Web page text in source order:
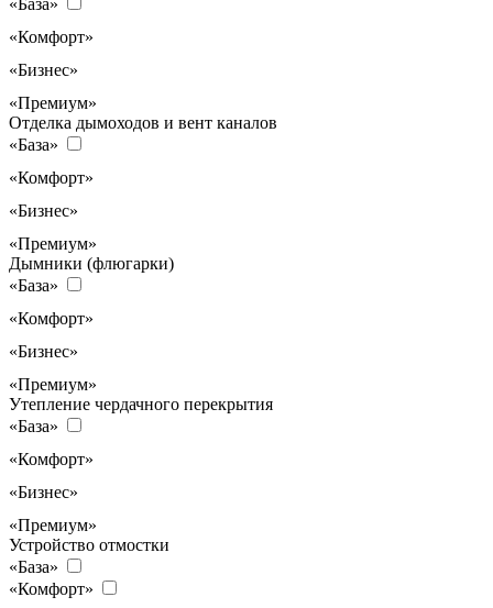
«База»
«Комфорт»
«Бизнес»
«Премиум»
Отделка дымоходов и вент каналов
«База»
«Комфорт»
«Бизнес»
«Премиум»
Дымники (флюгарки)
«База»
«Комфорт»
«Бизнес»
«Премиум»
Утепление чердачного перекрытия
«База»
«Комфорт»
«Бизнес»
«Премиум»
Устройство отмостки
«База»
«Комфорт»